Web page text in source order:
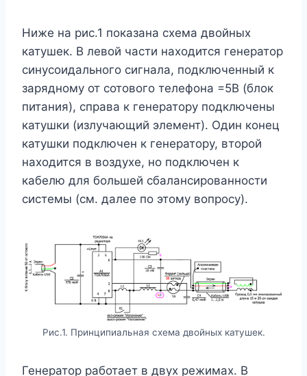
Ниже на рис.1 показана схема двойных
катушек. В левой части находится генератор
синусоидального сигнала, подключенный к
зарядному от сотового телефона =5В (блок
питания), справа к генератору подключены
катушки (излучающий элемент). Один конец
катушки подключен к генератору, второй
находится в воздухе, но подключен к
кабелю для большей сбалансированности
системы (см. далее по этому вопросу).
Рис.1. Принципиальная схема двойных катушек.
Генератор работает в двух режимах. В